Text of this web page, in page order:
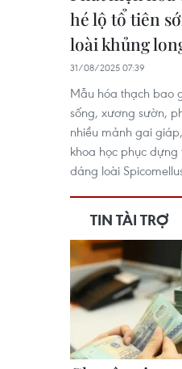
hé lộ tổ tiên
loài khủng
31/08/2025 07:39
Mẫu hóa thạch bao
sống, xương sườn,
nhiều mảnh gai
khoa học phục
dáng loài